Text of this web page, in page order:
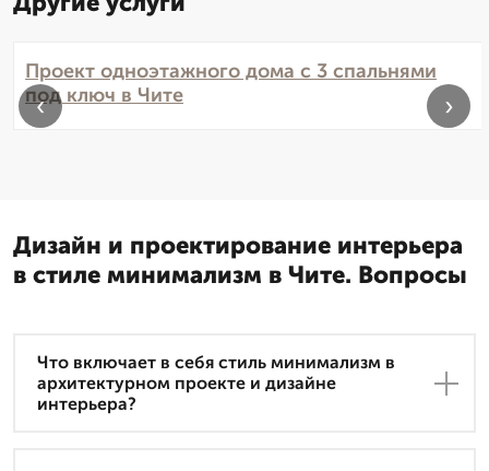
Проект одноэтажного дома с 3 спальнями
под ключ в Чите
‹ ›
Дизайн и проектирование интерьера
в стиле минимализм в Чите. Вопросы
Что включает в себя стиль минимализм в
архитектурном проекте и дизайне
интерьера?